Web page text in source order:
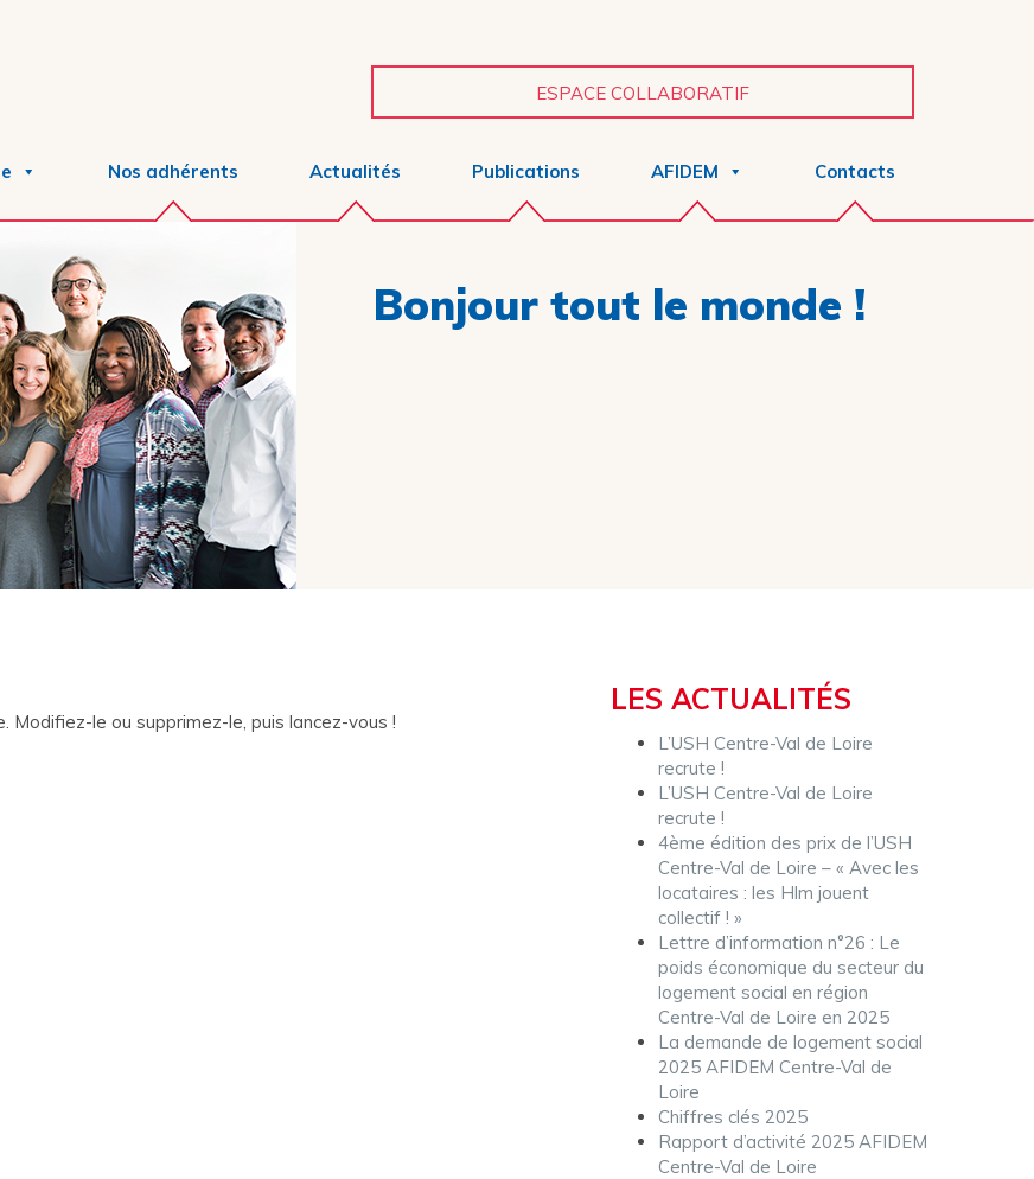
ESPACE COLLABORATIF
Nos adhérents Actualités Publications AFIDEM Contacts
Bonjour tout le monde !
le ou supprimez-le, puis lancez-vous !
LES ACTUALITÉS
L’USH Centre-Val de Loire
recrute !
L’USH Centre-Val de Loire
recrute !
4ème édition des prix de l’USH
Centre-Val de Loire – « Avec les
locataires : les Hlm jouent
collectif ! »
Lettre d’information n°26 : Le
poids économique du secteur du
logement social en région
Centre-Val de Loire en 2025
La demande de logement social
2025 AFIDEM Centre-Val de
Loire
Chiffres clés 2025
Rapport d’activité 2025 AFIDEM
Centre-Val de Loire